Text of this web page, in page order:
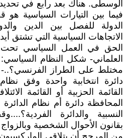
الوسطى. هناك بعد رابع في تحديد
فيما بين التيارات السياسية هو
الدولة للفصل بين الدين
الاتجاهات السياسية التي تشتق
الحق في العمل السياسي
العلماني- شكل النظام
مختلط على الطراز الفرنسي؟..-
دائرة انتخابية واحدة وفق
القائمة الحزبية أو القائمة
المحافظة دائرة أم نظام
النسبية والدائرة
بقانون الأحوال الشخصية